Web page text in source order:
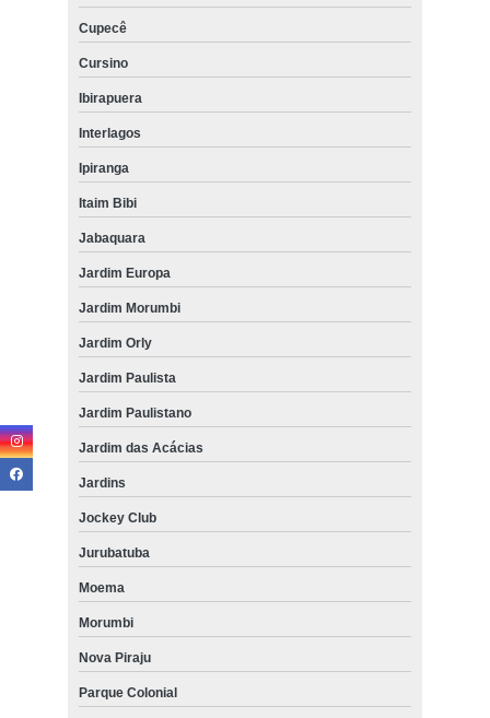
Cupecê
Cursino
Ibirapuera
Interlagos
Ipiranga
Itaim Bibi
Jabaquara
Jardim Europa
Jardim Morumbi
Jardim Orly
Jardim Paulista
Jardim Paulistano
Jardim das Acácias
Jardins
Jockey Club
Jurubatuba
Moema
Morumbi
Nova Piraju
Parque Colonial